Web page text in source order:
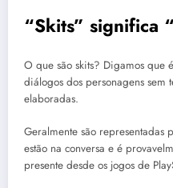
“Skits” significa
O que são skits? Digamos
diálogos dos personagens sem
elaboradas.
Geralmente são representadas
estão na conversa e é
presente desde os jogos de